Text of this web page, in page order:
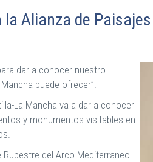
Alianza de
dar a conocer nuestro
puede ofrecer”.
La Mancha va a dar a conocer
y monumentos visitables en
Rupestre del Arco Mediterraneo